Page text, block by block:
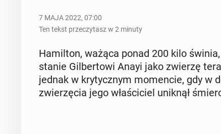
7 MAJA 2022, 07:00
Ten tekst przeczytasz w 2 minuty
Ha­mil­ton, ważąca ponad 200 kilo
sta­nie Gil­ber­to­wi Anayi jako zwierzę
jednak w kry­tycz­nym mo­men­cie, gdy w
zwie­rzę­cia jego wła­ści­ciel uniknął